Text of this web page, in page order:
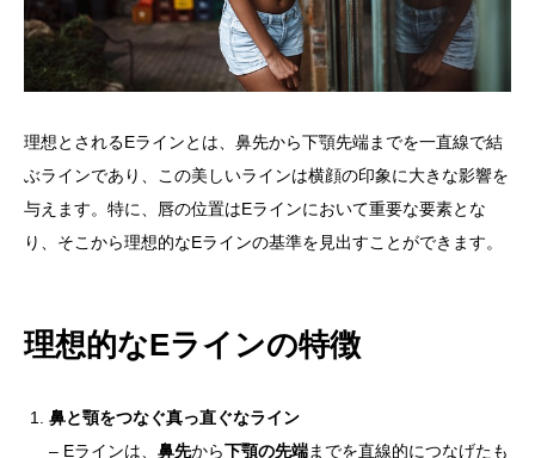
理想とされるEラインとは、鼻先から下顎先端までを一直線で結
ぶラインであり、この美しいラインは横顔の印象に大きな影響を
与えます。特に、唇の位置はEラインにおいて重要な要素とな
り、そこから理想的なEラインの基準を見出すことができます。
理想的なEラインの特徴
鼻と顎をつなぐ真っ直ぐなライン
– Eラインは、 鼻先から下顎の先端までを直線的につなげたも